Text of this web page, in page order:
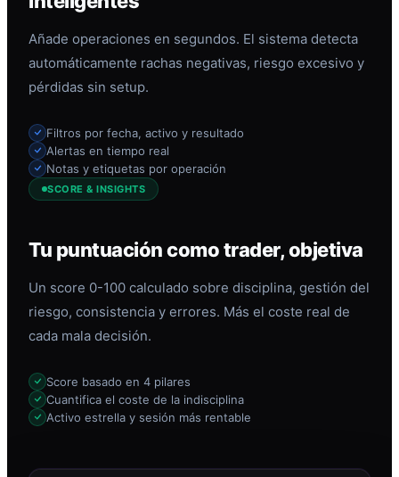
Añade operaciones en segundos. El sistema detecta
automáticamente rachas negativas, riesgo excesivo y
pérdidas sin setup.
Filtros por fecha, activo y resultado
Alertas en tiempo real
Notas y etiquetas por operación
SCORE & INSIGHTS
Tu puntuación como trader, objetiva
Un score 0-100 calculado sobre disciplina, gestión del
riesgo, consistencia y errores. Más el coste real de
cada mala decisión.
Score basado en 4 pilares
Cuantifica el coste de la indisciplina
Activo estrella y sesión más rentable